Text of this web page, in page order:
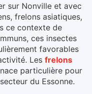
sur Nonville et avec
frelons asiatiques,
ce contexte de
ces insectes
favorables
Les frelons
particulière pour
du Essonne.